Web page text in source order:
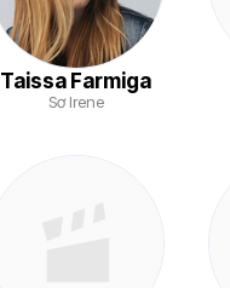
Taissa Farmiga
Sơ Irene